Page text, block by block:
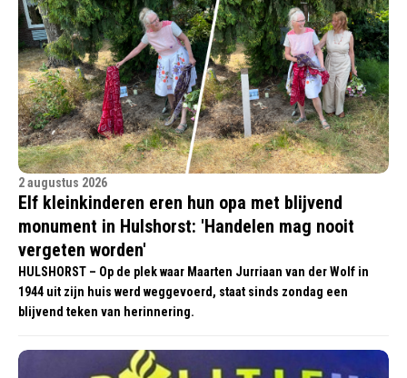
2 augustus 2026
Elf kleinkinderen eren hun opa met blijvend
monument in Hulshorst: 'Handelen mag nooit
vergeten worden'
HULSHORST – Op de plek waar Maarten Jurriaan van der Wolf in
1944 uit zijn huis werd weggevoerd, staat sinds zondag een
blijvend teken van herinnering.